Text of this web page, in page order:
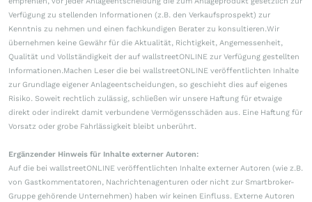
Verfügung zu stellenden Informationen (z.B. den Verkaufsprospekt) zur
Kenntnis zu nehmen und einen fachkundigen Berater zu konsultieren.Wir
übernehmen keine Gewähr für die Aktualität, Richtigkeit, Angemessenheit,
Qualität und Vollständigkeit der auf wallstreetONLINE zur Verfügung gestellten
Informationen.Machen Leser die bei wallstreetONLINE veröffentlichten Inhalte
zur Grundlage eigener Anlageentscheidungen, so geschieht dies auf eigenes
Risiko. Soweit rechtlich zulässig, schließen wir unsere Haftung für etwaige
direkt oder indirekt damit verbundene Vermögensschäden aus. Eine Haftung für
Vorsatz oder grobe Fahrlässigkeit bleibt unberührt.
Ergänzender Hinweis für Inhalte externer Autoren:
Auf die bei wallstreetONLINE veröffentlichten Inhalte externer Autoren (wie z.B.
von Gastkommentatoren, Nachrichtenagenturen oder nicht zur Smartbroker-
Gruppe gehörende Unternehmen) haben wir keinen Einfluss. Externe Autoren